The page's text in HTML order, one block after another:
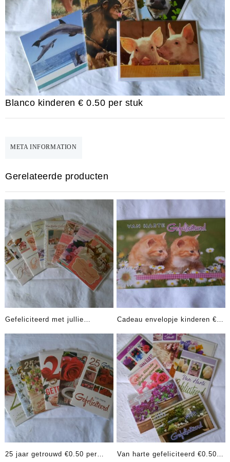
Blanco kinderen € 0.50 per stuk
META INFORMATION
Gerelateerde producten
Gefeliciteerd met jullie
huwelijk € 0.50 per stuk
Cadeau envelopje kinderen €
0.50 per stuk
25 jaar getrouwd €0.50 per
Van harte gefeliciteerd €0.50